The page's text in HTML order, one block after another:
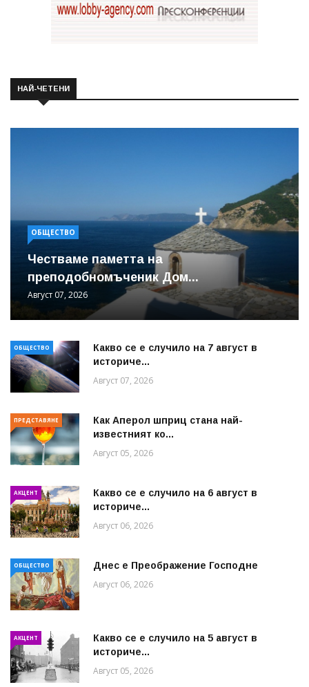
НАЙ-ЧЕТЕНИ
ОБЩЕСТВО
Честваме паметта на
преподобномъченик Дом...
Август 07, 2026
ОБЩЕСТВО
Какво се е случило на 7 август в
историче...
Август 07, 2026
ПРЕДСТАВЯНЕ
Как Аперол шприц стана най-
известният ко...
Август 05, 2026
АКЦЕНТ
Какво се е случило на 6 август в
историче...
Август 06, 2026
ОБЩЕСТВО Днес е Преображение Господне
Август 06, 2026
АКЦЕНТ
Какво се е случило на 5 август в
историче...
Август 05, 2026